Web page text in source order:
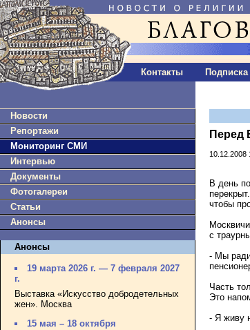
Контакты Подписка
Новости
Репортажи
Мониторинг СМИ
Интервью
Документы
Фотогалереи
Статьи
Анонсы
Анонсы
19 марта 2026 г. — 7 февраля 2027
г.
Выставка «Искусство добродетельных
жен». Москва
15 мая – 18 октября
Перед
10.12.2008
В день
чтобы
с
- Мы
Часть
Это
- Я живу